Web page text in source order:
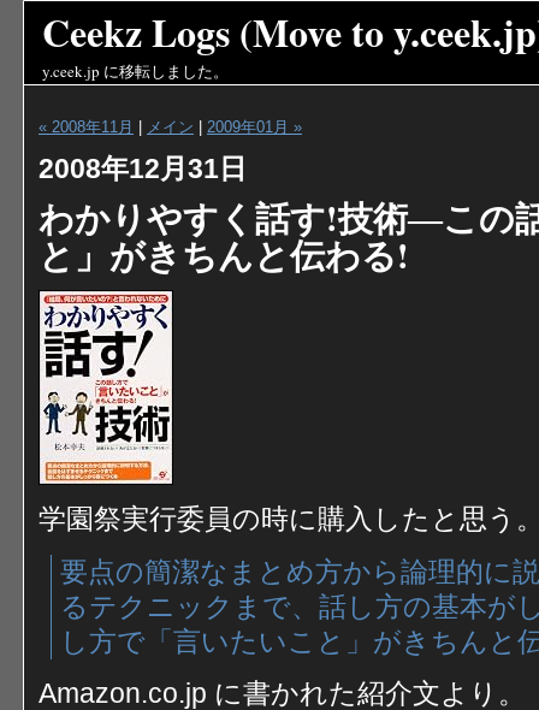
Ceekz Logs (Move to
y.ceek.jp に移転しました。
« 2008年11月 メイン 2009年01月 »
2008年12月31日
わかりやすく話す!技術―この
と」がきちんと伝わる!
学園祭実行委員の時に購入したと思う
要点の簡潔なまとめ方から論理的に
るテクニックまで、話し方の基本が
し方で「言いたいこと」がきちんと
Amazon.co.jp に書かれた紹介文より。